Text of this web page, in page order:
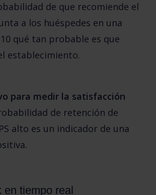
de que recomiende el
a los huéspedes en una
qué tan probable es que
establecimiento.
para medir la satisfacción
de retención de
alto es un indicador de una
en tiempo real